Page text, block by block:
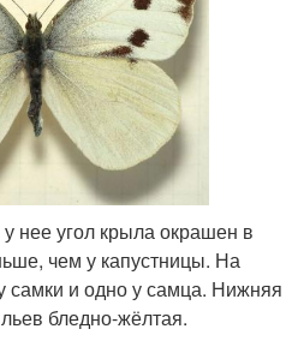
нее угол крыла окрашен в
чем у капустницы. На
самки и одно у самца. Нижняя
бледно-жёлтая.